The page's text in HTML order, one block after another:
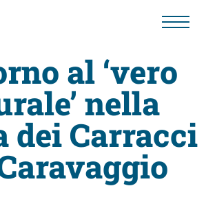
al ‘vero
nella
dei Carracci